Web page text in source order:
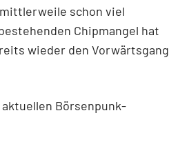
schon viel
Chipmangel hat
wieder den Vorwärtsgang
Börsenpunk-